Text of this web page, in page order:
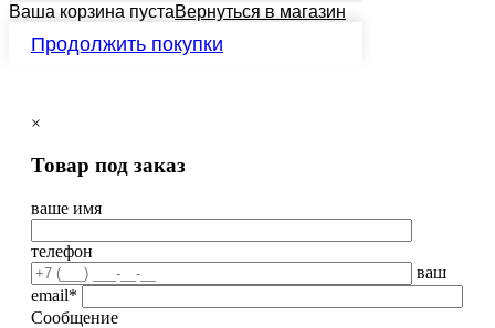
Ваша корзина пустаВернуться в магазин
Продолжить покупки
×
Товар под заказ
ваше имя
телефон
ваш
email*
Сообщение